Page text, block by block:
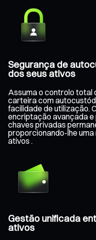
Segurança de
dos seus ativos
Assuma o controlo total
carteira com
facilidade de utilização.
encriptação avançada
chaves privadas
proporcionando-lhe
ativos .
Gestão unificada
ativos